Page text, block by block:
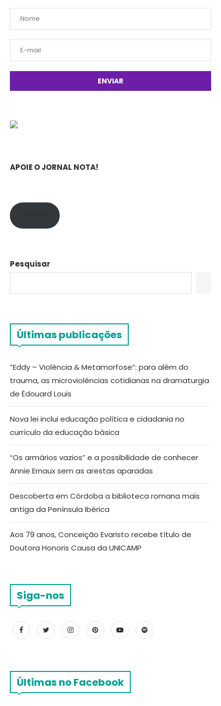
APOIE O JORNAL NOTA!
Pesquisar
Últimas publicações
“Eddy – Violência & Metamorfose”: para além do
trauma, as microviolências cotidianas na dramaturgia
de Édouard Louis
Nova lei inclui educação política e cidadania no
currículo da educação básica
“Os armários vazios” e a possibilidade de conhecer
Annie Ernaux sem as arestas aparadas
Descoberta em Córdoba a biblioteca romana mais
antiga da Península Ibérica
Aos 79 anos, Conceição Evaristo recebe título de
Doutora Honoris Causa da UNICAMP
Siga-nos
Últimas no Facebook